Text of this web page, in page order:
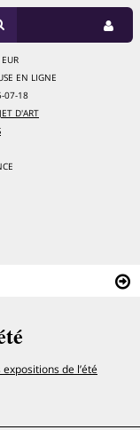
EN LIGNE
07-18
D'ART
de l’été